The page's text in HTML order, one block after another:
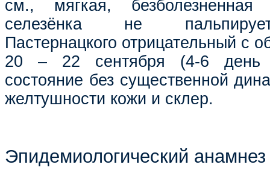
см., мягкая,
селезёнка не
Пастернацкого отрицательный с
20 – 22 сентября (4-6 день
состояние без существенной
желтушности кожи и склер.
Эпидемиологический анамнез